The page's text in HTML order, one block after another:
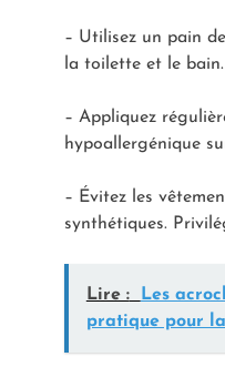
– Utilisez un pain
la toilette et le bain.
– Appliquez
hypoallergénique
– Évitez les
synthétiques.
Lire :
Les
pratique pour